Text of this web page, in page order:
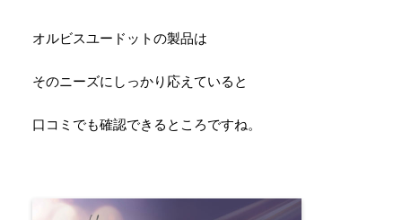
オルビスユードットの製品は
そのニーズにしっかり応えていると
口コミでも確認できるところですね。